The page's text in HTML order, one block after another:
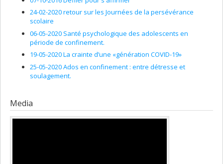
24-02-2020 retour sur les Journées de la persévérance
scolaire
06-05-2020 Santé psychologique des adolescents en
période de confinement.
19-05-2020 La crainte d’une «génération COVID-19»
25-05-2020 Ados en confinement : entre détresse et
soulagement.
Media